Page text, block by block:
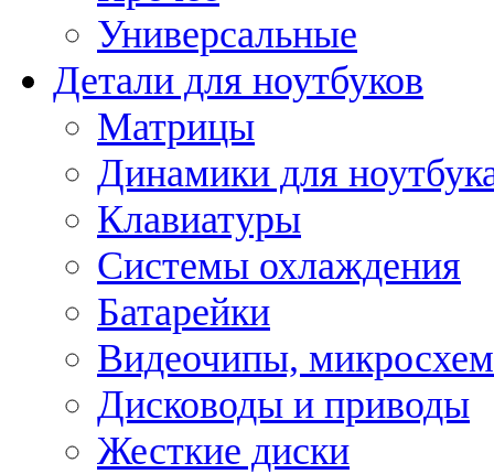
Универсальные
Детали для ноутбуков
Матрицы
Динамики для
Клавиатуры
Системы охлаждения
Батарейки
Видеочипы,
Дисководы и приводы
Жесткие диски